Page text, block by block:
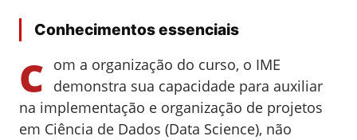
Conhecimentos essenciais
C om a organização do curso, o IME
demonstra sua capacidade para auxiliar
na implementação e organização de projetos
em Ciência de Dados (Data Science), não